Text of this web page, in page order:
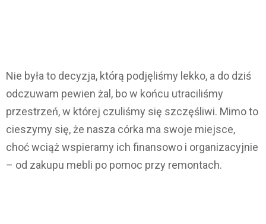
Nie była to decyzja, którą podjęliśmy lekko, a do dziś
odczuwam pewien żal, bo w końcu utraciliśmy
przestrzeń, w której czuliśmy się szczęśliwi. Mimo to
cieszymy się, że nasza córka ma swoje miejsce,
choć wciąż wspieramy ich finansowo i organizacyjnie
– od zakupu mebli po pomoc przy remontach.